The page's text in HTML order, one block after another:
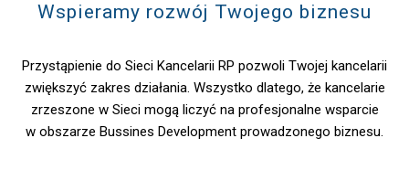
Wspieramy rozwój Twojego biznesu
Przystąpienie do Sieci Kancelarii RP pozwoli Twojej kancelarii
zwiększyć zakres działania. Wszystko dlatego, że kancelarie
zrzeszone w Sieci mogą liczyć na profesjonalne wsparcie
w obszarze Bussines Development prowadzonego biznesu.